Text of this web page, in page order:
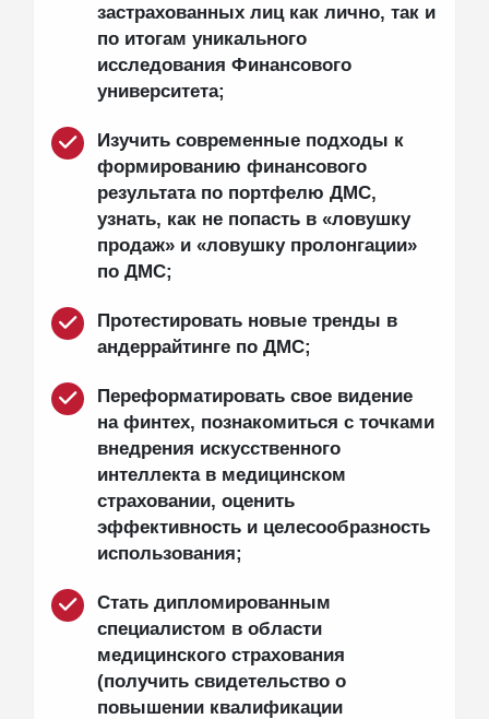
застрахованных лиц как лично, так и
по итогам уникального
исследования Финансового
университета;
Изучить современные подходы к
формированию финансового
результата по портфелю ДМС,
узнать, как не попасть в «ловушку
продаж» и «ловушку пролонгации»
по ДМС;
Протестировать новые тренды в
андеррайтинге по ДМС;
Переформатировать свое видение
на финтех, познакомиться с точками
внедрения искусственного
интеллекта в медицинском
страховании, оценить
эффективность и целесообразность
использования;
Стать дипломированным
специалистом в области
медицинского страхования
(получить свидетельство о
повышении квалификации